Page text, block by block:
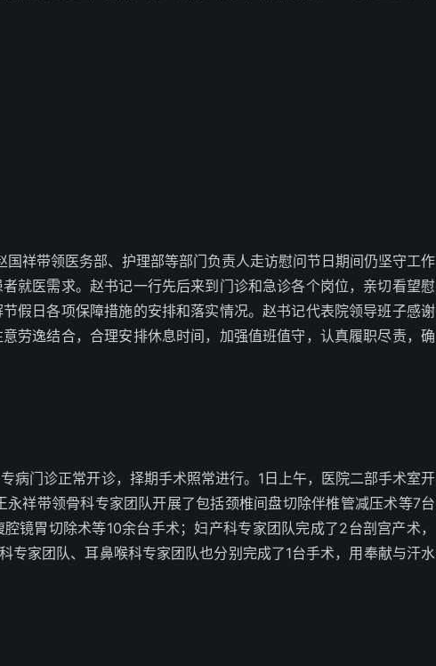
国祥带领医务部、护理部等部门负责人走访慰问节日期间仍坚守工作
就医需求。赵书记一行先后来到门诊和急诊各个岗位，亲切看望慰
假日各项保障措施的安排和落实情况。赵书记代表院领导班子感谢
劳逸结合，合理安排休息时间，加强值班值守，认真履职尽责，确
病门诊正常开诊，择期手术照常进行。1日上午，医院二部手术室开
祥带领骨科专家团队开展了包括颈椎间盘切除伴椎管减压术等7台
镜胃切除术等10余台手术；妇产科专家团队完成了2台剖宫产术，
专家团队、耳鼻喉科专家团队也分别完成了1台手术，用奉献与汗水